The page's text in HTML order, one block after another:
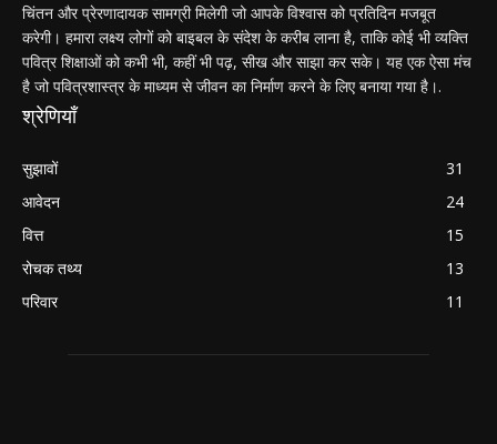
चिंतन और प्रेरणादायक सामग्री मिलेगी जो आपके विश्वास को प्रतिदिन मजबूत
करेगी। हमारा लक्ष्य लोगों को बाइबल के संदेश के करीब लाना है, ताकि कोई भी व्यक्ति
पवित्र शिक्षाओं को कभी भी, कहीं भी पढ़, सीख और साझा कर सके। यह एक ऐसा मंच
है जो पवित्रशास्त्र के माध्यम से जीवन का निर्माण करने के लिए बनाया गया है।.
श्रेणियाँ
सुझावों
31
आवेदन
24
वित्त
15
रोचक तथ्य
13
परिवार
11